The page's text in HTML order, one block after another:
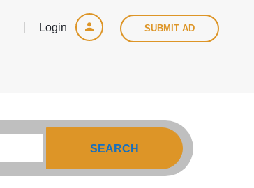
Login SUBMIT AD
SEARCH